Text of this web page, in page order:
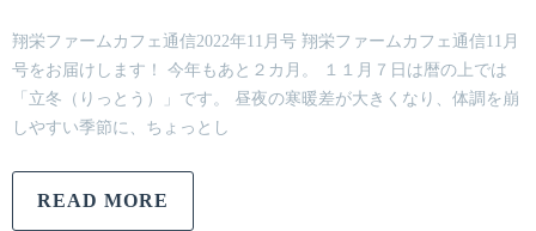
翔栄ファームカフェ通信2022年11月号 翔栄ファームカフェ通信11月
号をお届けします！ 今年もあと２カ月。 １１月７日は暦の上では
「立冬（りっとう）」です。 昼夜の寒暖差が大きくなり、体調を崩
しやすい季節に、ちょっとし
READ MORE